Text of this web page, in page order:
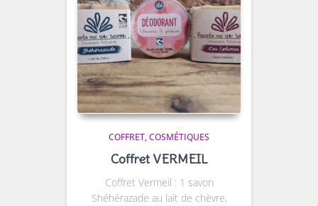
COFFRET COSMÉTIQUES
Coffret VERMEIL
Coffret Vermeil : 1 savon
Shéhérazade au lait de chèvre,